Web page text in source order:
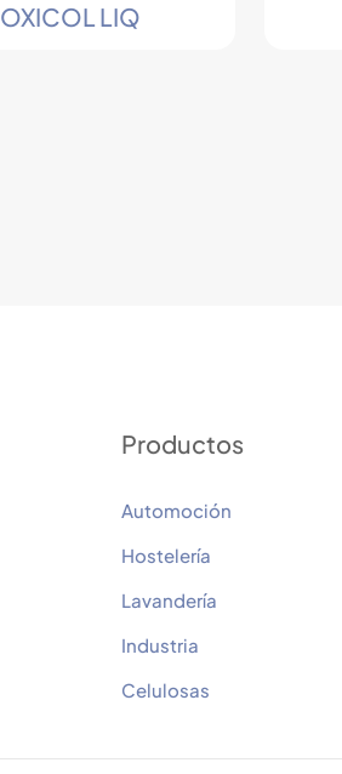
OXICOL LIQ
Productos
Automoción
Hostelería
Lavandería
Industria
Celulosas